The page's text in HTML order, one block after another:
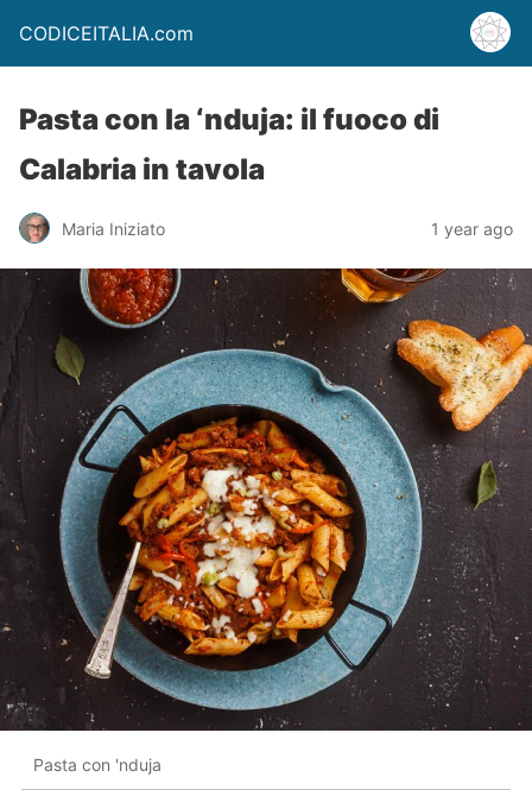
CODICEITALIA.com
Pasta con la ‘nduja: il fuoco di
Calabria in tavola
Maria Iniziato 1 year ago
Pasta con 'nduja